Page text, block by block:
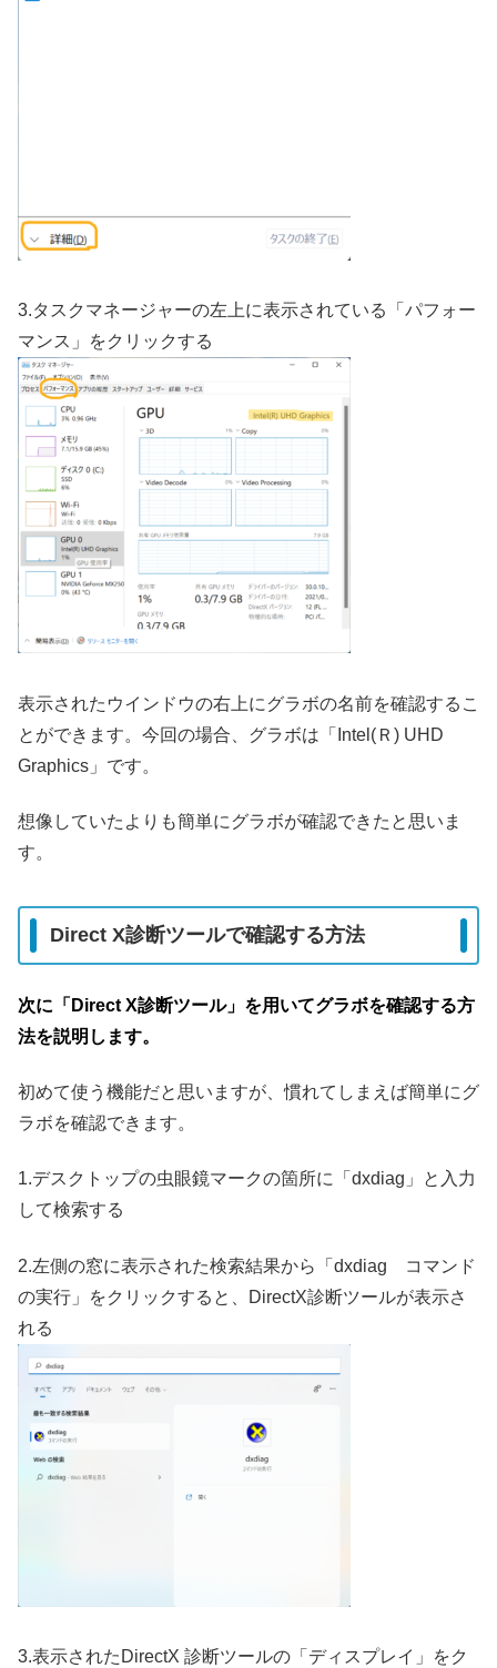
3.タスクマネージャーの左上に表示されている「パフォー
マンス」をクリックする
表示されたウインドウの右上にグラボの名前を確認するこ
とができます。 今回の場合、グラボは「Intel(Ｒ) UHD
Graphics」です。
想像していたよりも簡単にグラボが確認できたと思いま
す。
Direct X診断ツールで確認する方法
次に「Direct X診断ツール」を用いてグラボを確認する方
法を説明します。
初めて使う機能だと思いますが、慣れてしまえば簡単にグ
ラボを確認できます。
1.デスクトップの虫眼鏡マークの箇所に「dxdiag」と入力
して検索する
2.左側の窓に表示された検索結果から「dxdiag コマンド
の実行」をクリックすると、DirectX診断ツールが表示さ
れる
3.表示されたDirectX 診断ツールの「ディスプレイ」をク